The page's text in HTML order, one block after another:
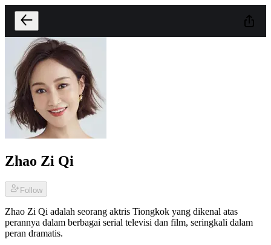
Zhao Zi Qi
Follow
Zhao Zi Qi adalah seorang aktris Tiongkok yang dikenal atas
perannya dalam berbagai serial televisi dan film, seringkali dalam
peran dramatis.